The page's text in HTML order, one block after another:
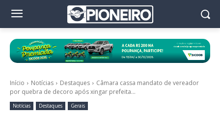
Início Notícias Destaques
Câmara cassa mandato de vereador
por quebra de decoro após xingar prefeita...
Notícias Destaques Gerais